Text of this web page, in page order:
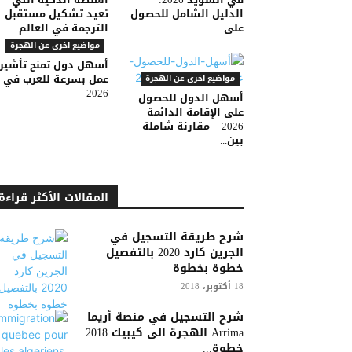
تعيد تشكيل مستقبل
الترجمة في العالم
الدليل الشامل للحصول
على...
مواضيع اخرى عن الهجرة
أسهل دول تمنح
عمل بسرعة للعرب في
2026
مواضيع اخرى عن الهجرة
أسهل الدول للحصول
على الإقامة الدائمة
2026 – مقارنة شاملة
بين...
المقالات الأكثر قراءة
شرح طريقة التسجيل في
الجرين كارد 2020 بالتفصيل
خطوة بخطوة
18 أكتوبر، 2018
شرح التسجيل في منصة أريما
Arrima الهجرة الى كيبيك 2018